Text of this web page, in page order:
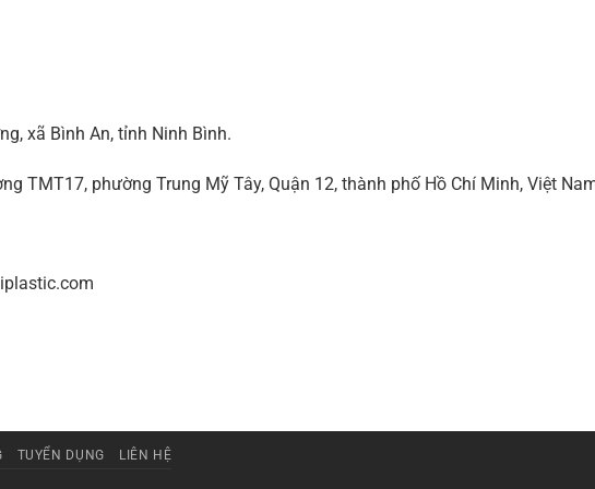
xã Bình An, tỉnh Ninh Bình.
TMT17, phường Trung Mỹ Tây, Quận 12, thành phố Hồ Chí Minh, Việt
TUYỂN DỤNG LIÊN HỆ